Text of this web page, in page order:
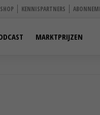
KENNISPARTNERS
MARKTPRIJZEN